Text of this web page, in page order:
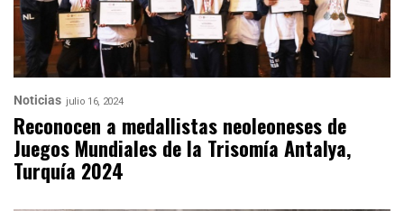
Noticias julio 16, 2024
Reconocen a medallistas neoleoneses de
Juegos Mundiales de la Trisomía Antalya,
Turquía 2024